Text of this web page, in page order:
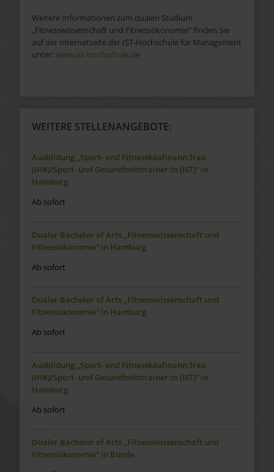
Weitere Informationen zum dualen Studium
„Fitnesswissenschaft und Fitnessökonomie“ finden Sie
auf der Internetseite der IST-Hochschule für Management
unter: www.ist-hochschule.de
WEITERE STELLENANGEBOTE:
Ausbildung „Sport- und Fitnesskaufmann:frau
(IHK)/Sport- und Gesundheitstrainer:in (IST)“ in
Hamburg
Ab sofort
Dualer Bachelor of Arts „Fitnesswissenschaft und
Fitnessökonomie“ in Hamburg
Ab sofort
Dualer Bachelor of Arts „Fitnesswissenschaft und
Fitnessökonomie“ in Hamburg
Ab sofort
Ausbildung „Sport- und Fitnesskaufmann:frau
(IHK)/Sport- und Gesundheitstrainer:in (IST)“ in
Hamburg
Ab sofort
Dualer Bachelor of Arts „Fitnesswissenschaft und
Fitnessökonomie“ in Bünde